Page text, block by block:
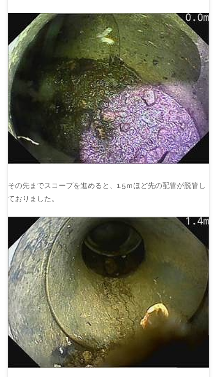
その先までスコープを進めると、1.5ｍほど先の配管が脱管し
ておりました。